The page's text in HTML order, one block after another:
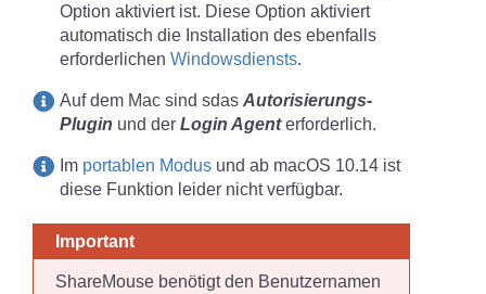
Option aktiviert ist. Diese Option aktiviert
automatisch die Installation des ebenfalls
erforderlichen Windowsdiensts.
Auf dem Mac sind sdas Autorisierungs-
Plugin und der Login Agenterforderlich.
Im portablen Modus und ab macOS 10.14 ist
diese Funktion leider nicht verfügbar.
ShareMouse benötigt den Benutzernamen